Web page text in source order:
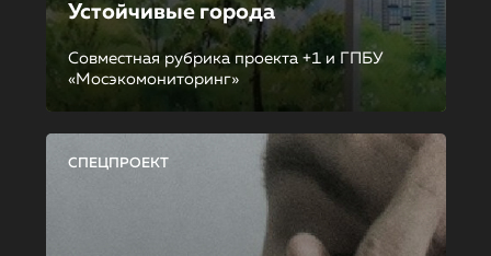
Устойчивые города
Совместная рубрика проекта +1 и ГПБУ
«Мосэкомониторинг»
СПЕЦПРОЕКТ